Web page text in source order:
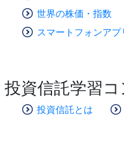
世界の株価・指数
スマートフォンアプ
投資信託学習
投資信託とは